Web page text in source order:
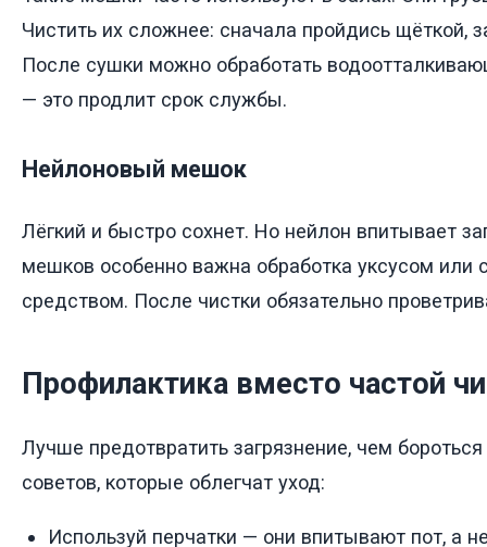
Чистить их сложнее: сначала пройдись щёткой,
После сушки можно обработать
— это продлит срок службы.
Нейлоновый мешок
Лёгкий и быстро сохнет. Но нейлон впитывает
мешков особенно важна обработка уксусом или
средством. После чистки обязательно
Профилактика вместо частой
Лучше предотвратить загрязнение, чем
советов, которые облегчат уход:
Используй перчатки — они впитывают пот, а